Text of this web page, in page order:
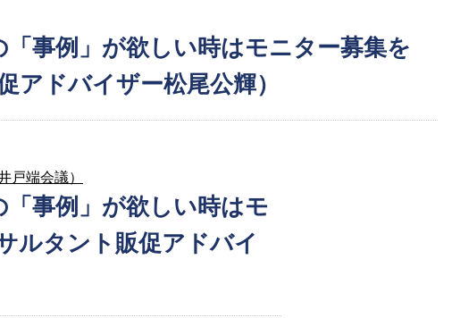
事例」が欲しい時はモニター募集を
アドバイザー松尾公輝）
戸端会議）
事例」が欲しい時はモ
ルタント販促アドバイ